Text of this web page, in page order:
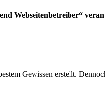
Webseitenbetreiber“
Gewissen erstellt.